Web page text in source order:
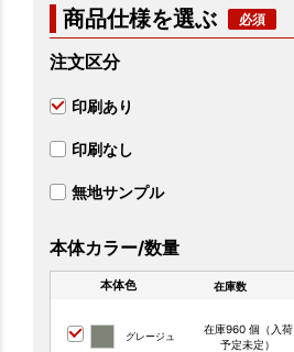
商品仕様を選ぶ
注文区分
印刷あり
印刷なし
無地サンプル
本体カラー/数量
本体色 在庫数
グレージュ
在庫960 個（入荷
予定未定）